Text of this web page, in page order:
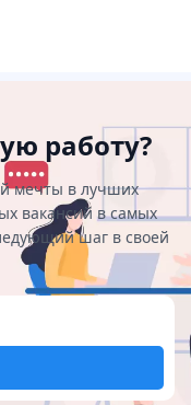
работу?
мечты в лучших
вакансий в самых
шаг в своей